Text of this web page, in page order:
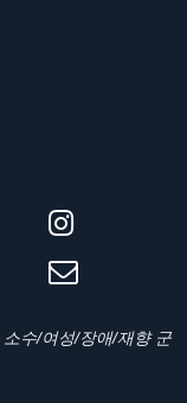
소수/여성/장애/재향 군